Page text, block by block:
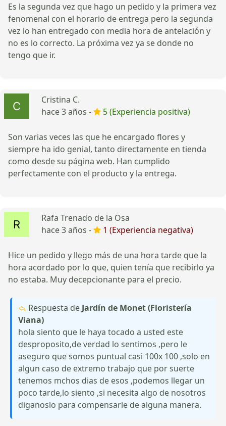
Es la segunda vez que hago un pedido y la primera vez
fenomenal con el horario de entrega pero la segunda
vez lo han entregado con media hora de antelación y
no es lo correcto. La próxima vez ya se donde no
tengo que ir.
Cristina C.
hace 3 años -
5 (Experiencia positiva)
Son varias veces las que he encargado flores y
siempre ha ido genial, tanto directamente en tienda
como desde su página web. Han cumplido
perfectamente con el producto y la entrega.
Rafa Trenado de la Osa
hace 3 años -
1 (Experiencia negativa)
Hice un pedido y llego más de una hora tarde que la
hora acordado por lo que, quien tenía que recibirlo ya
no estaba. Muy decepcionante para el precio.
Respuesta de Jardín de Monet (Floristería
Viana)
hola siento que le haya tocado a usted este
desproposito,de verdad lo sentimos ,pero le
aseguro que somos puntual casi 100x 100 ,solo en
algun caso de extremo trabajo que por suerte
tenemos mchos dias de esos ,podemos llegar un
poco tarde,lo siento ,si necesita algo de nosotros
diganoslo para compensarle de alguna manera.